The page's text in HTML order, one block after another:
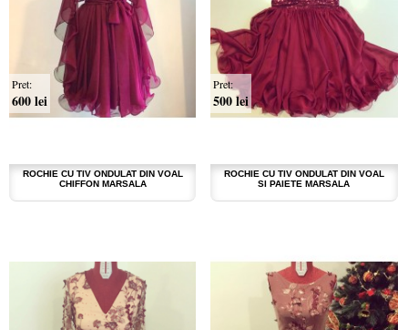
ROCHIE CU TIV ONDULAT DIN VOAL
CHIFFON MARSALA
Pret:
600 lei
ROCHIE CU TIV ONDULAT DIN VOAL
SI PAIETE MARSALA
Pret:
500 lei